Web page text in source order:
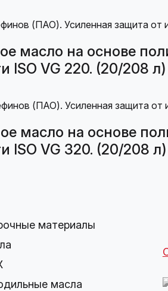
масло на основе
ISO VG 220. (20/208 л)
масло на основе
ISO VG 320. (20/208 л)
материалы
масла